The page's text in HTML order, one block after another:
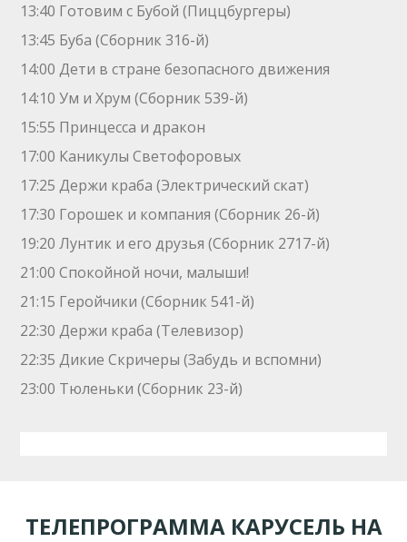
13:40 Готовим с Бубой (Пиццбургеры)
13:45 Буба (Сборник 316-й)
14:00 Дети в стране безопасного движения
14:10 Ум и Хрум (Сборник 539-й)
15:55 Принцесса и дракон
17:00 Каникулы Светофоровых
17:25 Держи краба (Электрический скат)
17:30 Горошек и компания (Сборник 26-й)
19:20 Лунтик и его друзья (Сборник 2717-й)
21:00 Спокойной ночи, малыши!
21:15 Геройчики (Сборник 541-й)
22:30 Держи краба (Телевизор)
22:35 Дикие Скричеры (Забудь и вспомни)
23:00 Тюленьки (Сборник 23-й)
ТЕЛЕПРОГРАММА КАРУСЕЛЬ НА